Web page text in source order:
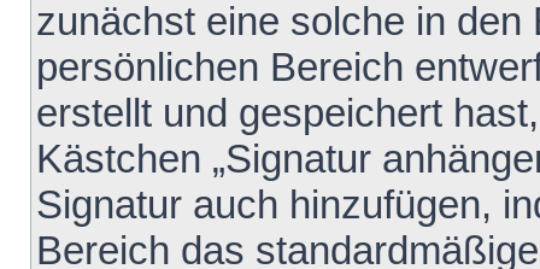
zunächst eine solche in den
persönlichen Bereich
erstellt und gespeichert
Kästchen „Signatur
Signatur auch hinzufügen,
Bereich das